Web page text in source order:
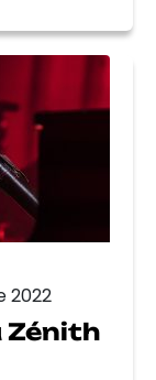
2022
Zénith